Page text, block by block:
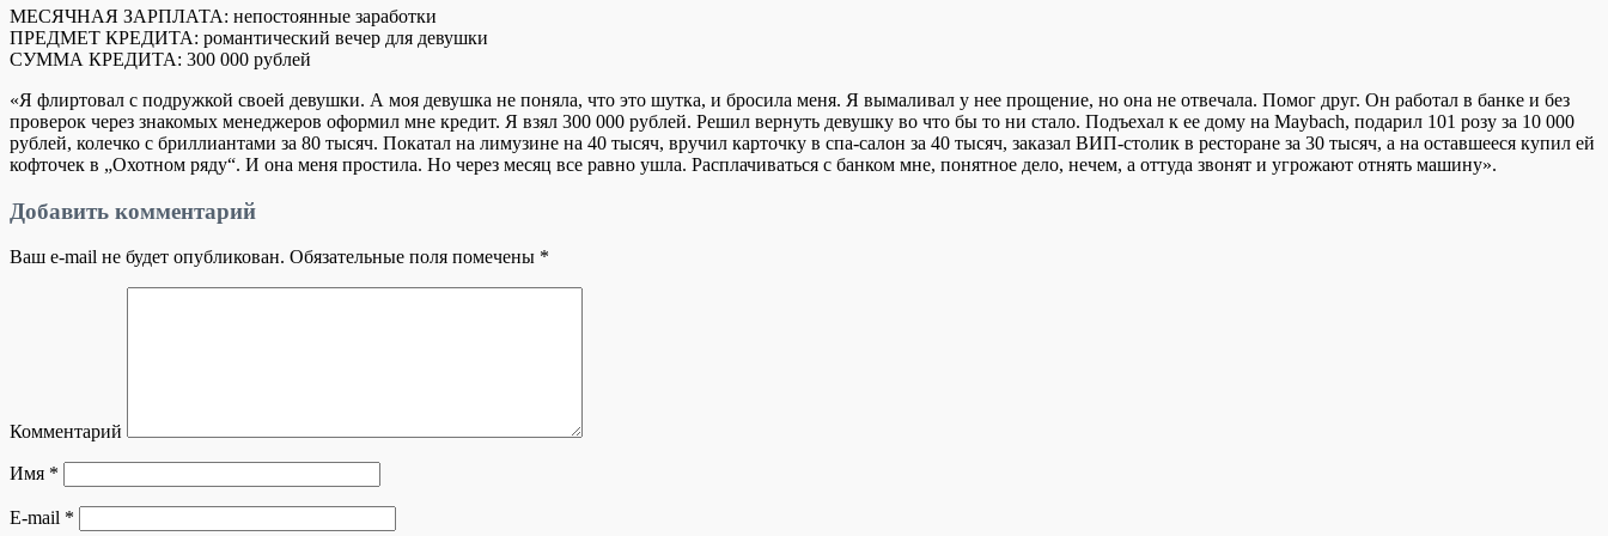
МЕСЯЧНАЯ ЗАРПЛАТА: непостоянные заработки
ПРЕДМЕТ КРЕДИТА: романтический вечер для девушки
СУММА КРЕДИТА: 300 000 рублей
«Я флиртовал с подружкой своей девушки. А моя девушка не поняла, что это шутка, и бросила меня. Я вымаливал у нее прощение, но она не отвечала. Помог друг. Он работал в банке и без
проверок через знакомых менеджеров оформил мне кредит. Я взял 300 000 рублей. Решил вернуть девушку во что бы то ни стало. Подъехал к ее дому на Maybach, подарил 101 розу за 10 000
рублей, колечко с бриллиантами за 80 тысяч. Покатал на лимузине на 40 тысяч, вручил карточку в спа-салон за 40 тысяч, заказал ВИП-столик в ресторане за 30 тысяч, а на оставшееся купил ей
кофточек в „Охотном ряду“. И она меня простила. Но через месяц все равно ушла. Расплачиваться с банком мне, понятное дело, нечем, а оттуда звонят и угрожают отнять машину».
Добавить комментарий
Ваш e-mail не будет опубликован. Обязательные поля помечены *
Комментарий
Имя *
E-mail *